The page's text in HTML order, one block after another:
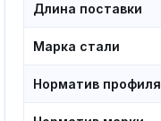
Длина поставки
Марка стали
Норматив профиля